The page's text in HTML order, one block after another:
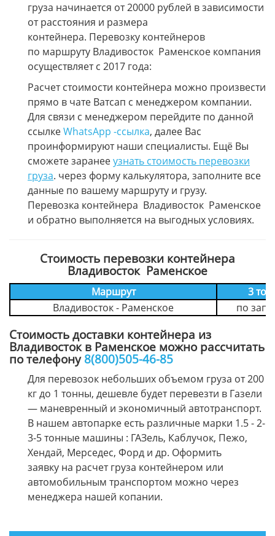
груза начинается от 20000 рублей в зависимости
от расстояния и размера
контейнера. Перевозку контейнеров
по маршруту Владивосток Раменское компания
осуществляет с 2017 года:
Расчет стоимости контейнера можно произвести
прямо в чате Ватсап с менеджером компании.
Для связи с менеджером перейдите по данной
ссылкеWhatsApp -ссылка, далее Вас
проинформируют наши специалисты. Ещё Вы
сможете заранееузнать стоимость перевозки
груза. через форму калькулятора, заполните все
данные по вашему маршруту и грузу.
Перевозка контейнера Владивосток Раменское
и обратно выполняется на выгодных условиях.
Стоимость перевозки контейнера
Владивосток Раменское
Маршрут
3
Владивосток - Раменское
по
Стоимость доставки контейнера из
Владивосток в Раменское можно рассчитать
по телефону 8(800)505-46-85
Для перевозок небольших объемом груза от 200
кг до 1 тонны, дешевле будет перевезти в Газели
— маневренный и экономичный автотранспорт.
В нашем автопарке есть различные марки 1.5 - 2-
3-5 тонные машины : ГАЗель, Каблучок, Пежо,
Хендай, Мерседес, Форд и др. Оформить
заявку на расчет груза контейнером или
автомобильным транспортом можно через
менеджера нашей копании.